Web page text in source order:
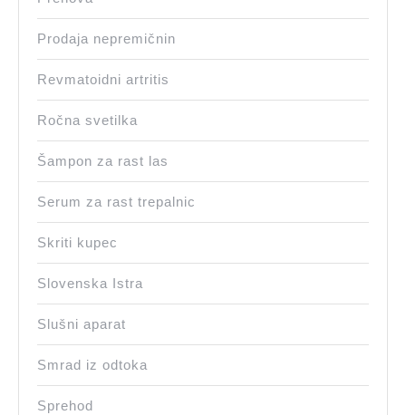
Prodaja nepremičnin
Revmatoidni artritis
Ročna svetilka
Šampon za rast las
Serum za rast trepalnic
Skriti kupec
Slovenska Istra
Slušni aparat
Smrad iz odtoka
Sprehod